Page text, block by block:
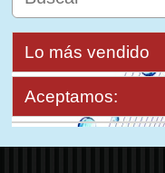
Lo más vendido
Aceptamos: